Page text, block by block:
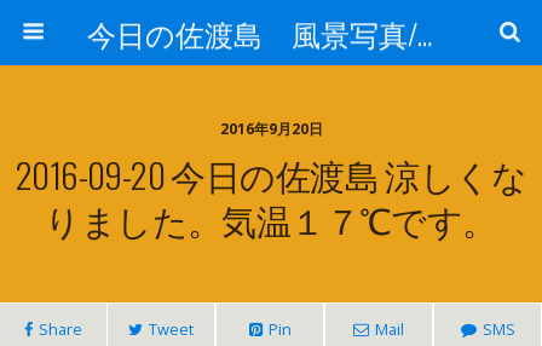
今日の佐渡島 風景写真/天気/お酒/お米/温泉
2016年9月20日
2016-09-20 今日の佐渡島 涼しくな
りました。気温１７℃です。
Share Tweet Pin Mail SMS